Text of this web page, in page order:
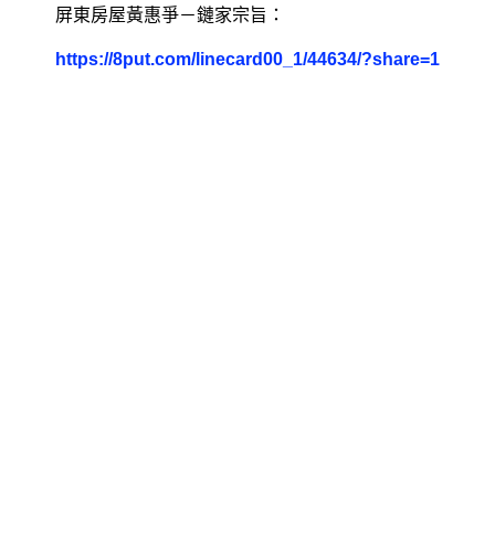
屏東房屋黃惠爭－鏈家宗旨：
https://8put.com/linecard00_1/44634/?share=1